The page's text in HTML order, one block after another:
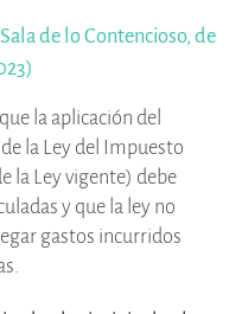
de lo Contencioso, de
la aplicación del
la Ley del Impuesto
la Ley vigente) debe
y que la ley no
gastos incurridos